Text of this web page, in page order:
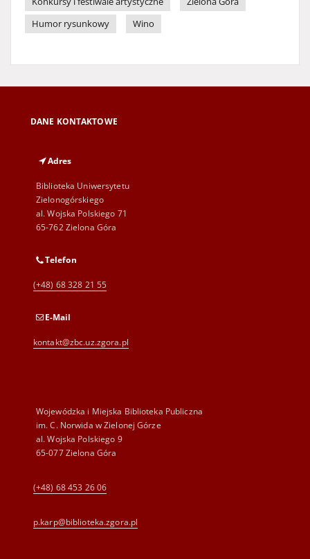
Humor rysunkowy
Wino
DANE KONTAKTOWE
Adres
Biblioteka Uniwersytetu
Zielonogórskiego
al. Wojska Polskiego 71
65-762 Zielona Góra
Telefon
(+48) 68 328 21 55
E-Mail
kontakt@zbc.uz.zgora.pl
Wojewódzka i Miejska Biblioteka Publiczna
im. C. Norwida w Zielonej Górze
al. Wojska Polskiego 9
65-077 Zielona Góra
(+48) 68 453 26 06
p.karp@biblioteka.zgora.pl